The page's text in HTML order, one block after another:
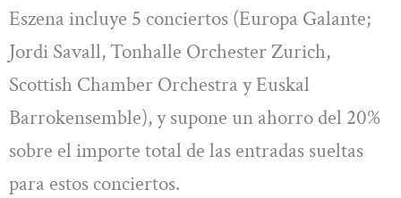
Eszena incluye 5 conciertos (Europa Galante;
Jordi Savall, Tonhalle Orchester Zurich,
Scottish Chamber Orchestra y Euskal
Barrokensemble), y supone un ahorro del 20%
sobre el importe total de las entradas sueltas
para estos conciertos.